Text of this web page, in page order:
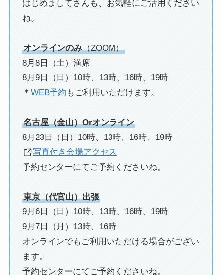
はじめましてさんも、お気軽にご活用ください
ね。
オンラインのみ（ZOOM）
8月8日（土）満席
8月9日（日）10時、13時、16時、19時
＊WEB予約 もご利用いただけます。
名古屋（金山）Orオンライン
8月23日（日）10時、13時、16時、19時
写真付き会場アクセス
予約センターにてご予約くださいね。
東京（代官山）出張
9月6日（日）10時、13時、16時、19時
9月7日（月）13時、16時
オンラインでもご利用いただける場合がござい
ます。
予約センターにてご予約くださいね。